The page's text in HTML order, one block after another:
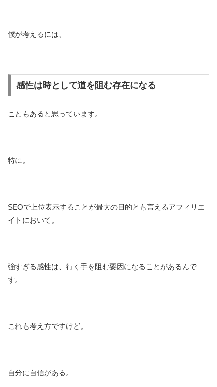
僕が考えるには、
感性は時として道を阻む存在になる
こともあると思っています。
特に。
SEOで上位表示することが最大の目的とも言えるアフィリエ
イトにおいて。
強すぎる感性は、行く手を阻む要因になることがあるんで
す。
これも考え方ですけど。
自分に自信がある。